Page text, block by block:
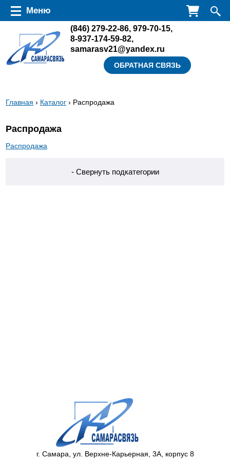
Перейти к основному содержанию
(846) 279-22-86,979-70-15,
8-937-174-59-82,
samarasv21@yandex.ru
ОБРАТНАЯ СВЯЗЬ
Меню
Вы
Главная › Каталог › Распродажа
Распродажа
Распродажа
- Свернуть подкатегории
г. Самара, ул. Верхне-Карьерная, 3А, корпус 8